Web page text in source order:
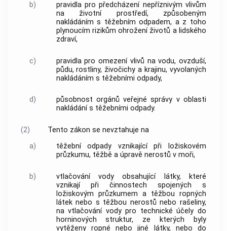
b)
pravidla pro předcházení nepříznivým vlivům
na životní prostředí, způsobeným
nakládáním s těžebním odpadem, a z toho
plynoucím rizikům ohrožení životů a lidského
zdraví,
c)
pravidla pro omezení vlivů na vodu, ovzduší,
půdu, rostliny, živočichy a krajinu, vyvolaných
nakládáním s těžebními odpady,
d)
působnost orgánů veřejné správy v oblasti
nakládání s těžebními odpady.
(2)
Tento zákon se nevztahuje na
a)
těžební odpady vznikající při ložiskovém
průzkumu, těžbě a úpravě nerostů v moři,
b)
vtlačování vody obsahující látky, které
vznikají při činnostech spojených s
ložiskovým průzkumem a těžbou ropných
látek nebo s těžbou nerostů nebo rašeliny,
na vtlačování vody pro technické účely do
horninových struktur, ze kterých byly
vytěženy ropné nebo jiné látky, nebo do